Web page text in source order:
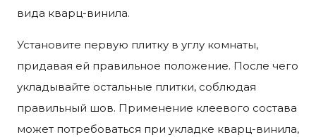
вида кварц-винила.
Установите первую плитку в углу комнаты,
придавая ей правильное положение. После чего
укладывайте остальные плитки, соблюдая
правильный шов. Применение клеевого состава
может потребоваться при укладке кварц-винила,